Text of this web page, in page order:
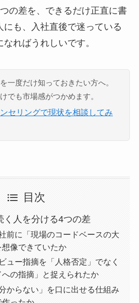
の差を、できるだけ正直に書
にも、入社直後で迷っている
ればうれしいです。
一度だけ知っておきたい方へ。
でも市場感がつかめます。
セリングで現状を相談してみ
目次
く人を分ける4つの差
前に「現場のコードベースの大
想像できていたか
ュー指摘を「人格否定」でなく
への指摘」と捉えられたか
からない」を口に出せる仕組み